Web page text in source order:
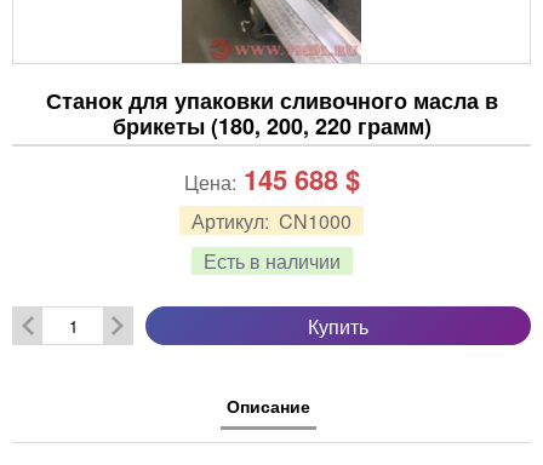
Станок для упаковки сливочного масла в
брикеты (180, 200, 220 грамм)
Артикул: CN1000
Есть в наличии
Цена: 145 688$
Купить
Описание